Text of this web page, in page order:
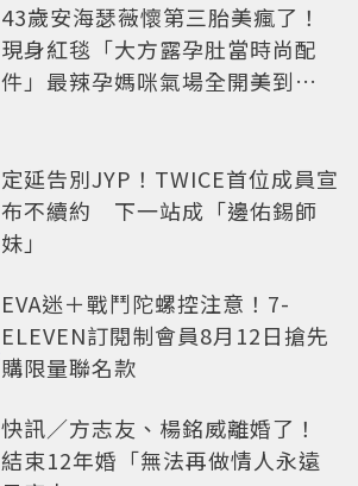
43歲安海瑟薇懷第三胎美瘋了！
現身紅毯「大方露孕肚當時尚配
件」最辣孕媽咪氣場全開美到發
定延告別JYP！TWICE首位成員宣
布不續約 下一站成「邊佑錫師
妹」
EVA迷＋戰鬥陀螺控注意！7-
ELEVEN訂閱制會員8月12日搶先
購限量聯名款
快訊／方志友、楊銘威離婚了！
結束12年婚「無法再做情人永遠